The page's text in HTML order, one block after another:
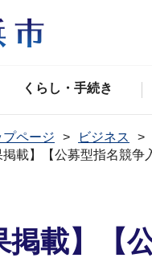
くらし・手続き
ページ ビジネス
掲載】【公募型指名競
掲載】【